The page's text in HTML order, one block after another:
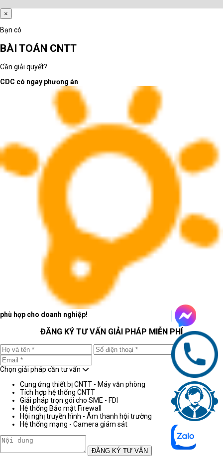
×
Bạn có
BÀI TOÁN CNTT
Cần giải quyết?
CDC có ngay phương án
phù hợp cho doanh nghiệp!
ĐĂNG KÝ TƯ VẤN GIẢI PHÁP MIỄN PHÍ
Chọn giải pháp cần tư vấn
Cung ứng thiết bị CNTT - Máy văn phòng
Tích hợp hệ thống CNTT
Giải pháp trọn gói cho SME - FDI
Hệ thống Bảo mật Firewall
Hội nghị truyền hình - Âm thanh hội trường
Hệ thống mạng - Camera giám sát
ĐĂNG KÝ TƯ VẤN